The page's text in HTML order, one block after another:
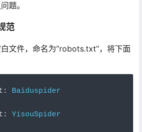
题。
范
文件，命名为”robots.txt”，将下面
:
Baiduspider
:
YisouSpider